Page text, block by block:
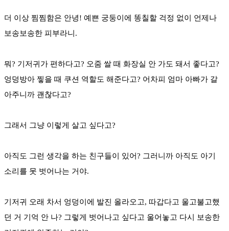
더 이상 찜찜함은 안녕! 예쁜 궁둥이에 똥칠할 걱정 없이 언제나
보송보송한 피부라니.
뭐? 기저귀가 편하다고? 오줌 쌀 때 화장실 안 가도 돼서 좋다고?
엉덩방아 찧을 때 쿠션 역할도 해준다고? 어차피 엄마 아빠가 갈
아주니까 괜찮다고?
그래서 그냥 이렇게 살고 싶다고?
아직도 그런 생각을 하는 친구들이 있어? 그러니까 아직도 아기
소리를 못 벗어나는 거야.
기저귀 오래 차서 엉덩이에 발진 올라오고, 따갑다고 울고불고했
던 거 기억 안 나? 그렇게 벗어나고 싶다고 울어놓고 다시 보송한